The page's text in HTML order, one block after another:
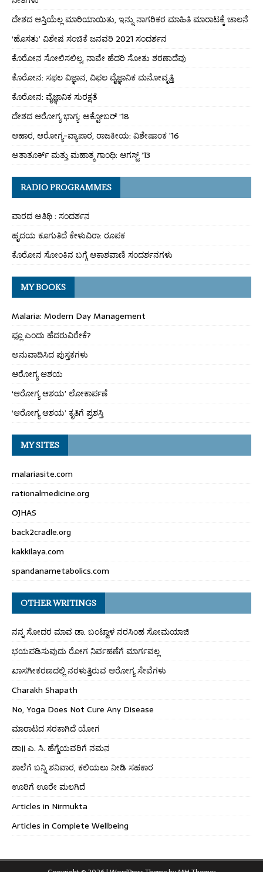
ದೇಶದ ಆಸ್ತಿಯೆಲ್ಲ ಮಾರಿಯಾಯಿತು, ಇನ್ನು ನಾಗರಿಕರ ಮಾಹಿತಿ ಮಾರಾಟಕ್ಕೆ ಚಾಲನೆ
‘ಹೊಸತು’ ವಿಶೇಷ ಸಂಚಿಕೆ ಜನವರಿ 2021 ಸಂದರ್ಶನ
ಕೊರೋನ ಸೋಲಿಸಲಿಲ್ಲ, ನಾವೇ ಹೆದರಿ ಸೋತು ಶರಣಾದೆವು
ಕೊರೋನ: ಸಫಲ ವಿಜ್ಞಾನ, ವಿಫಲ ವೈಜ್ಞಾನಿಕ ಮನೋವೃತ್ತಿ
ಕೊರೋನ: ವೈಜ್ಞಾನಿಕ ಸುರಕ್ಷತೆ
ದೇಶದ ಆರೋಗ್ಯ ಭಾಗ್ಯ: ಅಕ್ಟೋಬರ್ ’18
ಆಹಾರ, ಆರೋಗ್ಯ-ವ್ಯಾಪಾರ, ರಾಜಕೀಯ: ವಿಶೇಷಾಂಕ ’16
ಅತಾತೂರ್ಕ್ ಮತ್ತು ಮಹಾತ್ಮ ಗಾಂಧಿ: ಆಗಸ್ಟ್ ’13
RADIO PROGRAMMES
ವಾರದ ಅತಿಥಿ : ಸಂದರ್ಶನ
ಹೃದಯ ಕೂಗುತಿದೆ ಕೇಳುವಿರಾ: ರೂಪಕ
ಕೊರೋನ ಸೋಂಕಿನ ಬಗ್ಗೆ ಆಕಾಶವಾಣಿ ಸಂದರ್ಶನಗಳು
MY BOOKS
Malaria: Modern Day Management
ಫ್ಲೂ ಎಂದು ಹೆದರುವಿರೇಕೆ?
ಅನುವಾದಿಸಿದ ಪುಸ್ತಕಗಳು
ಆರೋಗ್ಯ ಆಶಯ
‘ಆರೋಗ್ಯ ಆಶಯ’ ಲೋಕಾರ್ಪಣೆ
‘ಆರೋಗ್ಯ ಆಶಯ’ ಕೃತಿಗೆ ಪ್ರಶಸ್ತಿ
MY SITES
malariasite.com
rationalmedicine.org
OJHAS
back2cradle.org
kakkilaya.com
spandanametabolics.com
OTHER WRITINGS
ನನ್ನ ಸೋದರ ಮಾವ ಡಾ. ಬಂಟ್ವಾಳ ನರಸಿಂಹ ಸೋಮಯಾಜಿ
ಭಯಪಡಿಸುವುದು ರೋಗ ನಿರ್ವಹಣೆಗೆ ಮಾರ್ಗವಲ್ಲ
ಖಾಸಗೀಕರಣದಲ್ಲಿ ನರಳುತ್ತಿರುವ ಆರೋಗ್ಯ ಸೇವೆಗಳು
Charakh Shapath
No, Yoga Does Not Cure Any Disease
ಮಾರಾಟದ ಸರಕಾಗಿದೆ ಯೋಗ
ಡಾ॥ ಎ. ಸಿ. ಹೆಗ್ಡೆಯವರಿಗೆ ನಮನ
ಶಾಲೆಗೆ ಬನ್ನಿ ಶನಿವಾರ, ಕಲಿಯಲು ನೀಡಿ ಸಹಕಾರ
ಊರಿಗೆ ಊರೇ ಮಲಗಿದೆ
Articles in Nirmukta
Articles in Complete Wellbeing